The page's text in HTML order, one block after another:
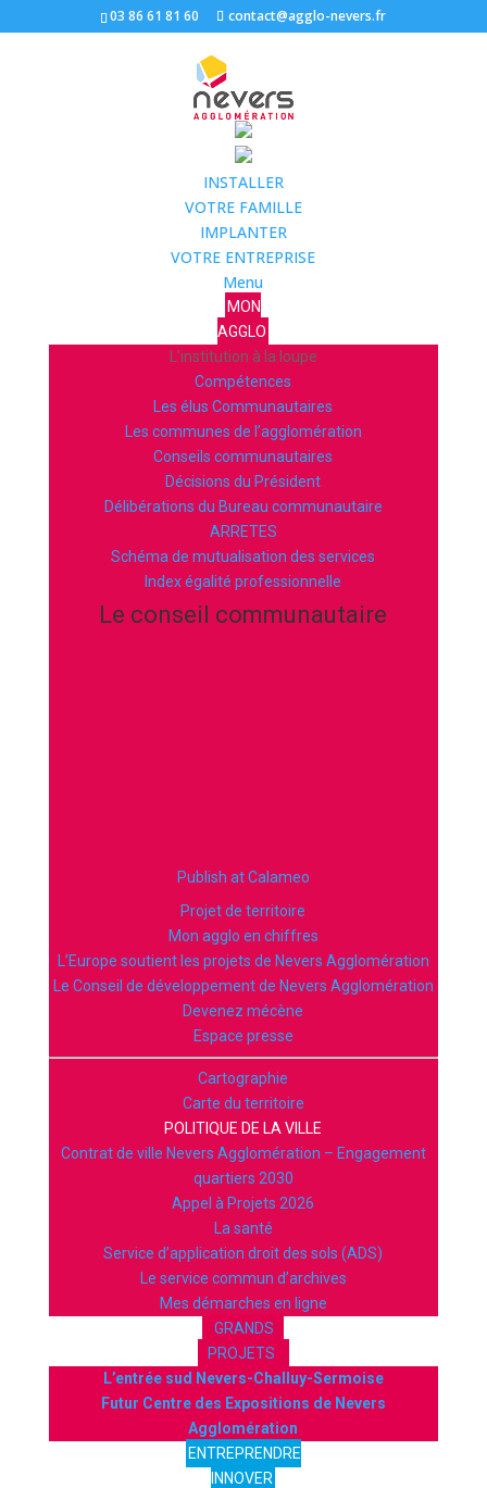
03 86 61 81 60 contact@agglo-nevers.fr
INSTALLER
VOTRE FAMILLE
IMPLANTER
VOTRE ENTREPRISE
Menu
MON
AGGLO
L’institution à la loupe
Compétences
Les élus Communautaires
Les communes de l’agglomération
Conseils communautaires
Décisions du Président
Délibérations du Bureau communautaire
ARRETES
Schéma de mutualisation des services
Index égalité professionnelle
Le conseil communautaire
Publish at Calameo
Projet de territoire
Mon agglo en chiffres
L’Europe soutient les projets de Nevers Agglomération
Le Conseil de développement de Nevers Agglomération
Devenez mécène
Espace presse
Cartographie
Carte du territoire
POLITIQUE DE LA VILLE
Contrat de ville Nevers Agglomération – Engagement
quartiers 2030
Appel à Projets 2026
La santé
Service d’application droit des sols (ADS)
Le service commun d’archives
Mes démarches en ligne
GRANDS
PROJETS
L’entrée sud Nevers-Challuy-Sermoise
Futur Centre des Expositions de Nevers
Agglomération
ENTREPRENDRE
INNOVER